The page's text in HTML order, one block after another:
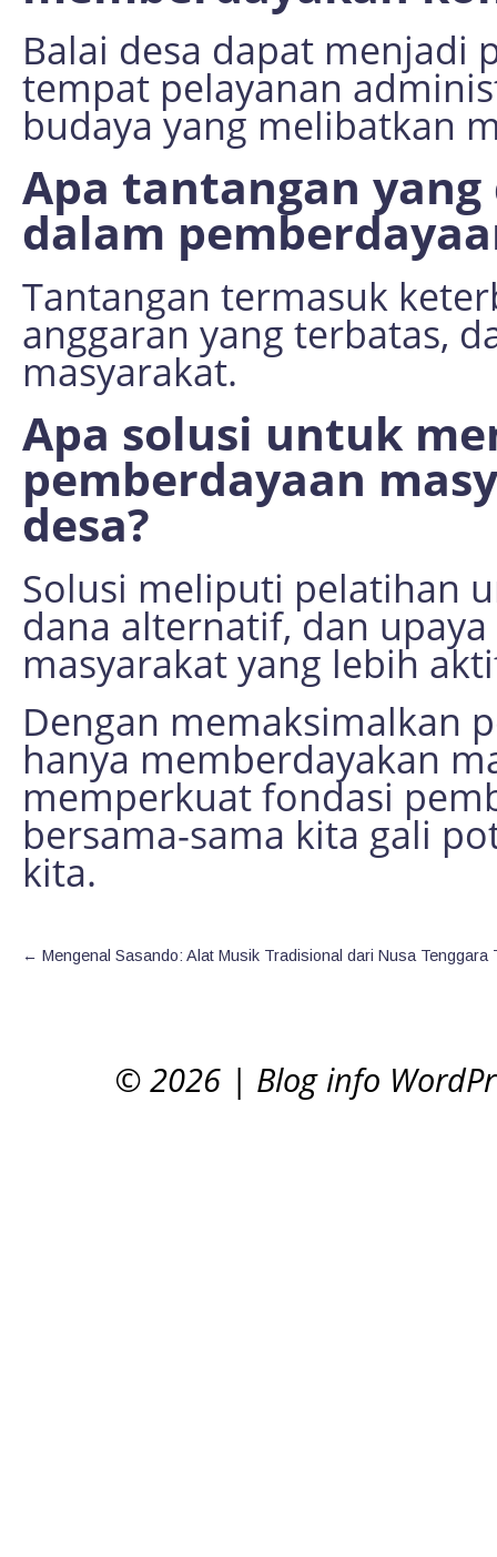
Balai desa dapat menjadi
tempat pelayanan
budaya yang melibatkan
Apa tantangan
dalam
Tantangan termasuk
anggaran yang terbatas,
masyarakat.
Apa solusi untuk
pemberdayaan
desa?
Solusi meliputi pelatihan
dana alternatif, dan
masyarakat yang lebih
Dengan memaksimalkan
hanya memberdayakan
memperkuat fondasi
bersama-sama kita gali
kita.
← Mengenal Sasando: Alat Musik Tradisional dari Nusa Tenggara
© 2026 | Blog info